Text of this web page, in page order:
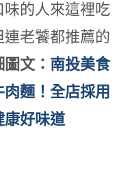
的人來這裡吃
老饕都推薦的
文： 南投美食
肉麵！全店採用
康好味道